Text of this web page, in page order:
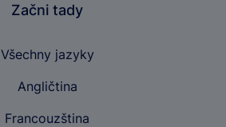
Začni tady
Všechny jazyky
Angličtina
Francouzština